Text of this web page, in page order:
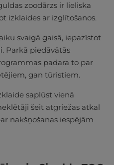
zoodārzs ir lieliska
izklaides ar izglītošanos.
svaigā gaisā, iepazīstot
Parkā piedāvātās
padara to par
gan tūristiem.
saplūst vienā
šeit atgriežas atkal
nakšņošanas iespējām